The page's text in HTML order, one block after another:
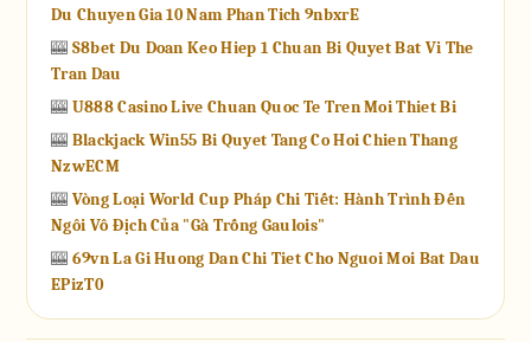
Du Chuyen Gia 10 Nam Phan Tich 9nbxrE
🎰 S8bet Du Doan Keo Hiep 1 Chuan Bi Quyet Bat Vi The
Tran Dau
🎰 U888 Casino Live Chuan Quoc Te Tren Moi Thiet Bi
🎰 Blackjack Win55 Bi Quyet Tang Co Hoi Chien Thang
NzwECM
🎰 Vòng Loại World Cup Pháp Chi Tiết: Hành Trình Đến
Ngôi Vô Địch Của "Gà Trống Gaulois"
🎰 69vn La Gi Huong Dan Chi Tiet Cho Nguoi Moi Bat Dau
EPizT0